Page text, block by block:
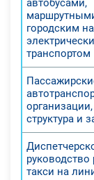
автобусами,
городским
транспортом
структура и
руководство
такси на